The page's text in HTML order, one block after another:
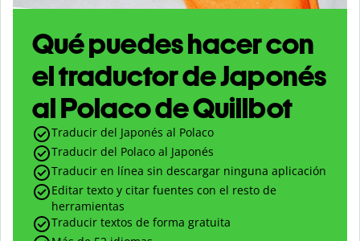
Qué puedes hacer con
el traductor de Japonés
al Polaco de Quillbot
Traducir del Japonés al Polaco
Traducir del Polaco al Japonés
Traducir en línea sin descargar ninguna aplicación
Editar texto y citar fuentes con el resto de
herramientas
Traducir textos de forma gratuita